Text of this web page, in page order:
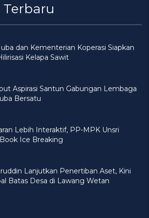
dan Kementerian Koperasi Siapkan
Kelapa Sawit
Aspirasi Santun Gabungan Lembaga
Bersatu
Lebih Interaktif, PP-MPK Unsri
Ice Breaking
Lanjutkan Penertiban Aset, Kini
Batas Desa di Lawang Wetan